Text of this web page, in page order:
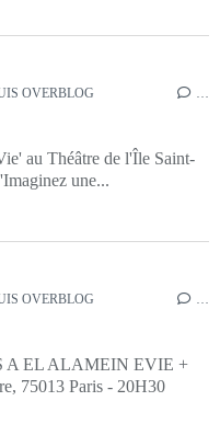
OVERBLOG …
au Théâtre de l'Île Saint-
une...
OVERBLOG …
A EL ALAMEIN EVIE +
75013 Paris - 20H30